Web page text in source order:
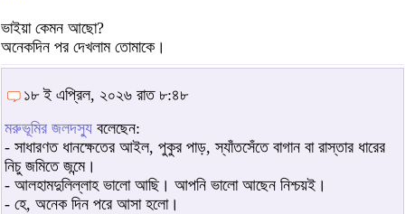
ভাইয়া কেমন আছো?
অনেকদিন পর দেখলাম তোমাকে।
১৮ ই এপ্রিল, ২০২৬ রাত ৮:৪৮
মরুভূমির জলদস্যু বলেছেন:
- সাধারণত ধানক্ষেতের আইল, পুকুর পাড়, স্যাঁতসেঁতে বাগান বা রাস্তার ধারের
নিচু জমিতে জন্মে।
- আলহামদুলিল্লাহ ভালো আছি। আপনি ভালো আছেন নিশ্চয়ই।
- হে, অনেক দিন পরে আসা হলো।